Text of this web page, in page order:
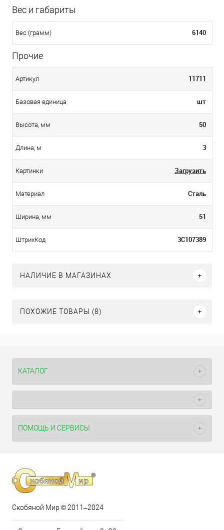
Вес и габариты
Вес (грамм) 6140
Прочие
Артикул 11711
Базовая единица шт
Высота, мм 50
Длина, м 3
Картинки Загрузить
Материал Сталь
Ширина, мм 51
ШтрихКод 3С107389
НАЛИЧИЕ В МАГАЗИНАХ
ПОХОЖИЕ ТОВАРЫ (8)
КАТАЛОГ
ПОМОЩЬ И СЕРВИСЫ
Скобяной Мир © 2011–2024